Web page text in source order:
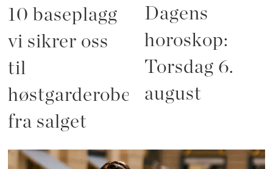
10 baseplagg
vi sikrer oss
til
høstgarderoben
fra salget
Dagens
horoskop:
Torsdag 6.
august